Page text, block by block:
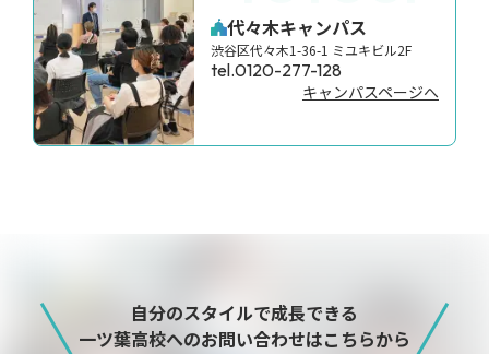
代々木キャンパス
渋谷区代々木1-36-1 ミユキビル2F
tel.0120-277-128
キャンパスページへ
自分のスタイルで成長できる
一ツ葉高校へのお問い合わせはこちらから